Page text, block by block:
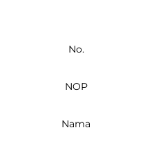
No.
NOP
Nama